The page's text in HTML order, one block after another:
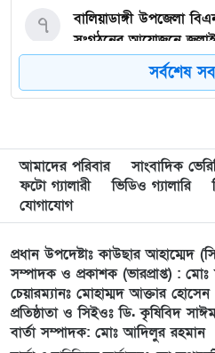
বালিয়াডাঙ্গী উপজেলা
সংগঠনের আয়োজনে
বছর পূর্তি উপলক্ষে আনন্দ
৭
লংগাইরে মোহাইমিনুল
উঠান বৈঠক। যোগ্যতা ও
সেরা
৯
মুন্সী ছাবির উদ্দিন
জামে মসজিদের নতুন
১০
পূর্বধলায় যে বিদ্যালয়ে
সর্বশেষ
আমাদের পরিবার সাংবাদিক
ফটো গ্যালারী
ভিডিও গ্যালারি
যোগাযোগ
প্রধান উপদেষ্টাঃ কাউছার আহাম্মেদ
সম্পাদক ও প্রকাশক (ভারপ্রাপ্ত) :
চেয়ারম্যানঃ মোহাম্মদ আক্তার হোসেন
প্রতিষ্ঠাতা ও সিইওঃ ডি. কৃষিবিদ
বার্তা সম্পাদক: মোঃ আদিলুর রহমান